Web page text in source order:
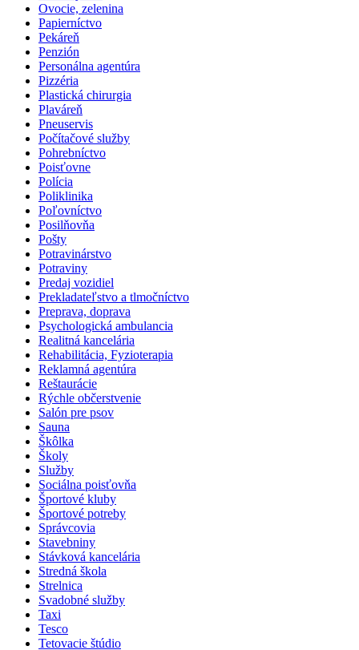
Ovocie, zelenina
Papierníctvo
Pekáreň
Penzión
Personálna agentúra
Pizzéria
Plastická chirurgia
Plaváreň
Pneuservis
Počítačové služby
Pohrebníctvo
Poisťovne
Polícia
Poliklinika
Poľovníctvo
Posilňovňa
Pošty
Potravinárstvo
Potraviny
Predaj vozidiel
Prekladateľstvo a tlmočníctvo
Preprava, doprava
Psychologická ambulancia
Realitná kancelária
Rehabilitácia, Fyzioterapia
Reklamná agentúra
Reštaurácie
Rýchle občerstvenie
Salón pre psov
Sauna
Škôlka
Školy
Služby
Sociálna poisťovňa
Športové kluby
Športové potreby
Správcovia
Stavebniny
Stávková kancelária
Stredná škola
Strelnica
Svadobné služby
Taxi
Tesco
Tetovacie štúdio